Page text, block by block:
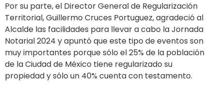
Por su parte, el Director General de Regularización
Territorial, Guillermo Cruces Portuguez, agradeció al
Alcalde las facilidades para llevar a cabo la Jornada
Notarial 2024 y apuntó que este tipo de eventos son
muy importantes porque sólo el 25% de la población
de la Ciudad de México tiene regularizado su
propiedad y sólo un 40% cuenta con testamento.